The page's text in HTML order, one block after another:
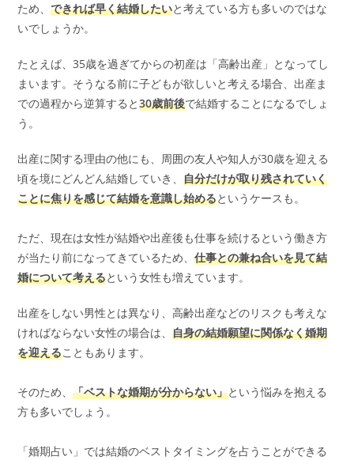
ため、できれば早く結婚したいと考えている方も多いのではな
いでしょうか。
たとえば、35歳を過ぎてからの初産は「高齢出産」となってし
まいます。そうなる前に子どもが欲しいと考える場合、出産ま
での過程から逆算すると30歳前後で結婚することになるでしょ
う。
出産に関する理由の他にも、周囲の友人や知人が30歳を迎える
頃を境にどんどん結婚していき、自分だけが取り残されていく
ことに焦りを感じて結婚を意識し始めるというケースも。
ただ、現在は女性が結婚や出産後も仕事を続けるという働き方
が当たり前になってきているため、仕事との兼ね合いを見て結
婚について考えるという女性も増えています。
出産をしない男性とは異なり、高齢出産などのリスクも考えな
ければならない女性の場合は、自身の結婚願望に関係なく婚期
を迎えることもあります。
そのため、「ベストな婚期が分からない」という悩みを抱える
方も多いでしょう。
「婚期占い」では結婚のベストタイミングを占うことができる